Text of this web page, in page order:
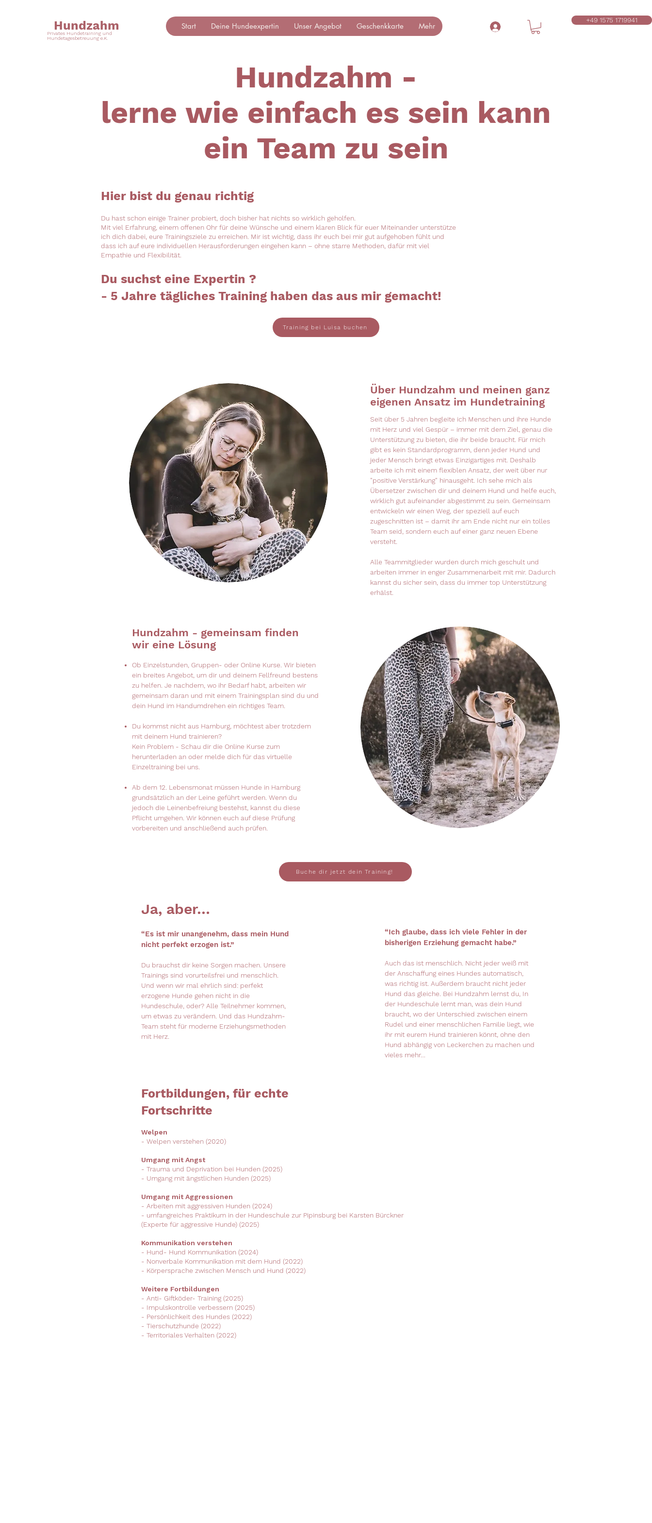
Hundzahm Start Deine Hundeexpertin Unser Angebot Geschenkkarte Mehr
+49 1575 1719941
Privates Hundetraining und
Hundetagesbetreuung e.K.
Hundzahm -
lerne wie einfach es sein kann
ein Team zu sein
Hier bist du genau richtig
Du hast schon einige Trainer probiert, doch bisher hat nichts so wirklich geholfen.
Mit viel Erfahrung, einem offenen Ohr für deine Wünsche und einem klaren Blick für euer Miteinander unterstütze
ich dich dabei, eure Trainingsziele zu erreichen. Mir ist wichtig, dass ihr euch bei mir gut aufgehoben fühlt und
dass ich auf eure individuellen Herausforderungen eingehen kann – ohne starre Methoden, dafür mit viel
Empathie und Flexibilität.
Du suchst eine Expertin ?
- 5 Jahre tägliches Training haben das aus mir gemacht!
Training bei Luisa buchen
Über Hundzahm und meinen ganz
eigenen Ansatz im Hundetraining
​Seit über 5 Jahren begleite ich Menschen und ihre Hunde
mit Herz und viel Gespür – immer mit dem Ziel, genau die
Unterstützung zu bieten, die ihr beide braucht. Für mich
gibt es kein Standardprogramm, denn jeder Hund und
jeder Mensch bringt etwas Einzigartiges mit. Deshalb
arbeite ich mit einem flexiblen Ansatz, der weit über nur
"positive Verstärkung" hinausgeht. Ich sehe mich als
Übersetzer zwischen dir und deinem Hund und helfe euch,
wirklich gut aufeinander abgestimmt zu sein. Gemeinsam
entwickeln wir einen Weg, der speziell auf euch
zugeschnitten ist – damit ihr am Ende nicht nur ein tolles
Team seid, sondern euch auf einer ganz neuen Ebene
versteht.
Alle Teammitglieder wurden durch mich geschult und
arbeiten immer in enger Zusammenarbeit mit mir. Dadurch
kannst du sicher sein, dass du immer top Unterstützung
erhälst.
Hundzahm - gemeinsam finden
wir eine Lösung
Ob Einzelstunden, Gruppen- oder Online Kurse. Wir bieten
ein breites Angebot, um dir und deinem Fellfreund bestens
zu helfen. Je nachdem, wo ihr Bedarf habt, arbeiten wir
gemeinsam daran und mit einem Trainingsplan sind du und
dein Hund im Handumdrehen ein richtiges Team.
Du kommst nicht aus Hamburg, möchtest aber trotzdem
mit deinem Hund trainieren?
Kein Problem - Schau dir die Online Kurse zum
herunterladen an oder melde dich für das virtuelle
Einzeltraining bei uns.
Ab dem 12. Lebensmonat müssen Hunde in Hamburg
grundsätzlich an der Leine geführt werden. Wenn du
jedoch die Leinenbefreiung bestehst, kannst du diese
Pflicht umgehen. Wir können euch auf diese Prüfung
vorbereiten und anschließend auch prüfen.
Buche dir jetzt dein Training!
Ja, aber…
“Es ist mir unangenehm, dass mein Hund
nicht perfekt erzogen ist.”
Du brauchst dir keine Sorgen machen. Unsere
Trainings sind vorurteilsfrei und menschlich.
Und wenn wir mal ehrlich sind: perfekt
erzogene Hunde gehen nicht in die
Hundeschule, oder? Alle Teilnehmer kommen,
um etwas zu verändern. Und das Hundzahm-
Team steht für moderne Erziehungsmethoden
mit Herz.
“Ich glaube, dass ich viele Fehler in der
bisherigen Erziehung gemacht habe.”
Auch das ist menschlich. Nicht jeder weiß mit
der Anschaffung eines Hundes automatisch,
was richtig ist. Außerdem braucht nicht jeder
Hund das gleiche. Bei Hundzahm lernst du, In
der Hundeschule lernt man, was dein Hund
braucht, wo der Unterschied zwischen einem
Rudel und einer menschlichen Familie liegt, wie
ihr mit eurem Hund trainieren könnt, ohne den
Hund abhängig von Leckerchen zu machen und
vieles mehr…
Fortbildungen, für echte
Fortschritte
​Welpen
- Welpen verstehen (2020)
Umgang mit Angst
- Trauma und Deprivation bei Hunden (2025)
- Umgang mit ängstlichen Hunden (2025)
Umgang mit Aggressionen
- Arbeiten mit aggressiven Hunden (2024)
- umfangreiches Praktikum in der Hundeschule zur Pipinsburg bei Karsten Bürckner
(Experte für aggressive Hunde) (2025)
Kommunikation verstehen
- Hund- Hund Kommunikation (2024)
- Nonverbale Kommunikation mit dem Hund (2022)
- Körpersprache zwischen Mensch und Hund (2022)
Weitere Fortbildungen
- Anti- Giftköder- Training (2025)
- Impulskontrolle verbessern (2025)
- Persönlichkeit des Hundes (2022)
- Tierschutzhunde (2022)
- Territoriales Verhalten (2022)